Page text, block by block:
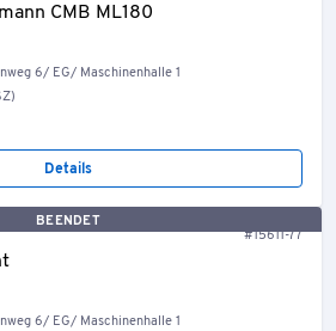
CMB ML180
6/ EG/ Maschinenhalle 1
Details
BEENDET
#15611-77
6/ EG/ Maschinenhalle 1